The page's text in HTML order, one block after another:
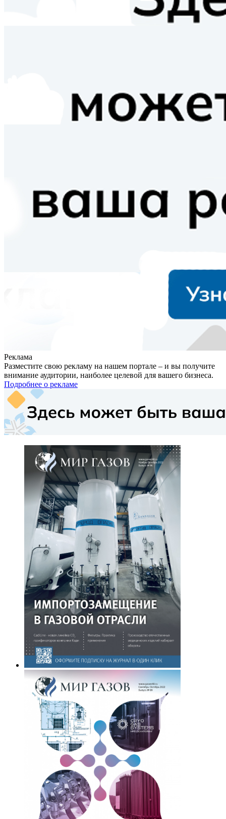
Реклама
Разместите свою рекламу на нашем портале – и вы получите
внимание аудитории, наиболее целевой для вашего бизнеса.
Подробнее о рекламе